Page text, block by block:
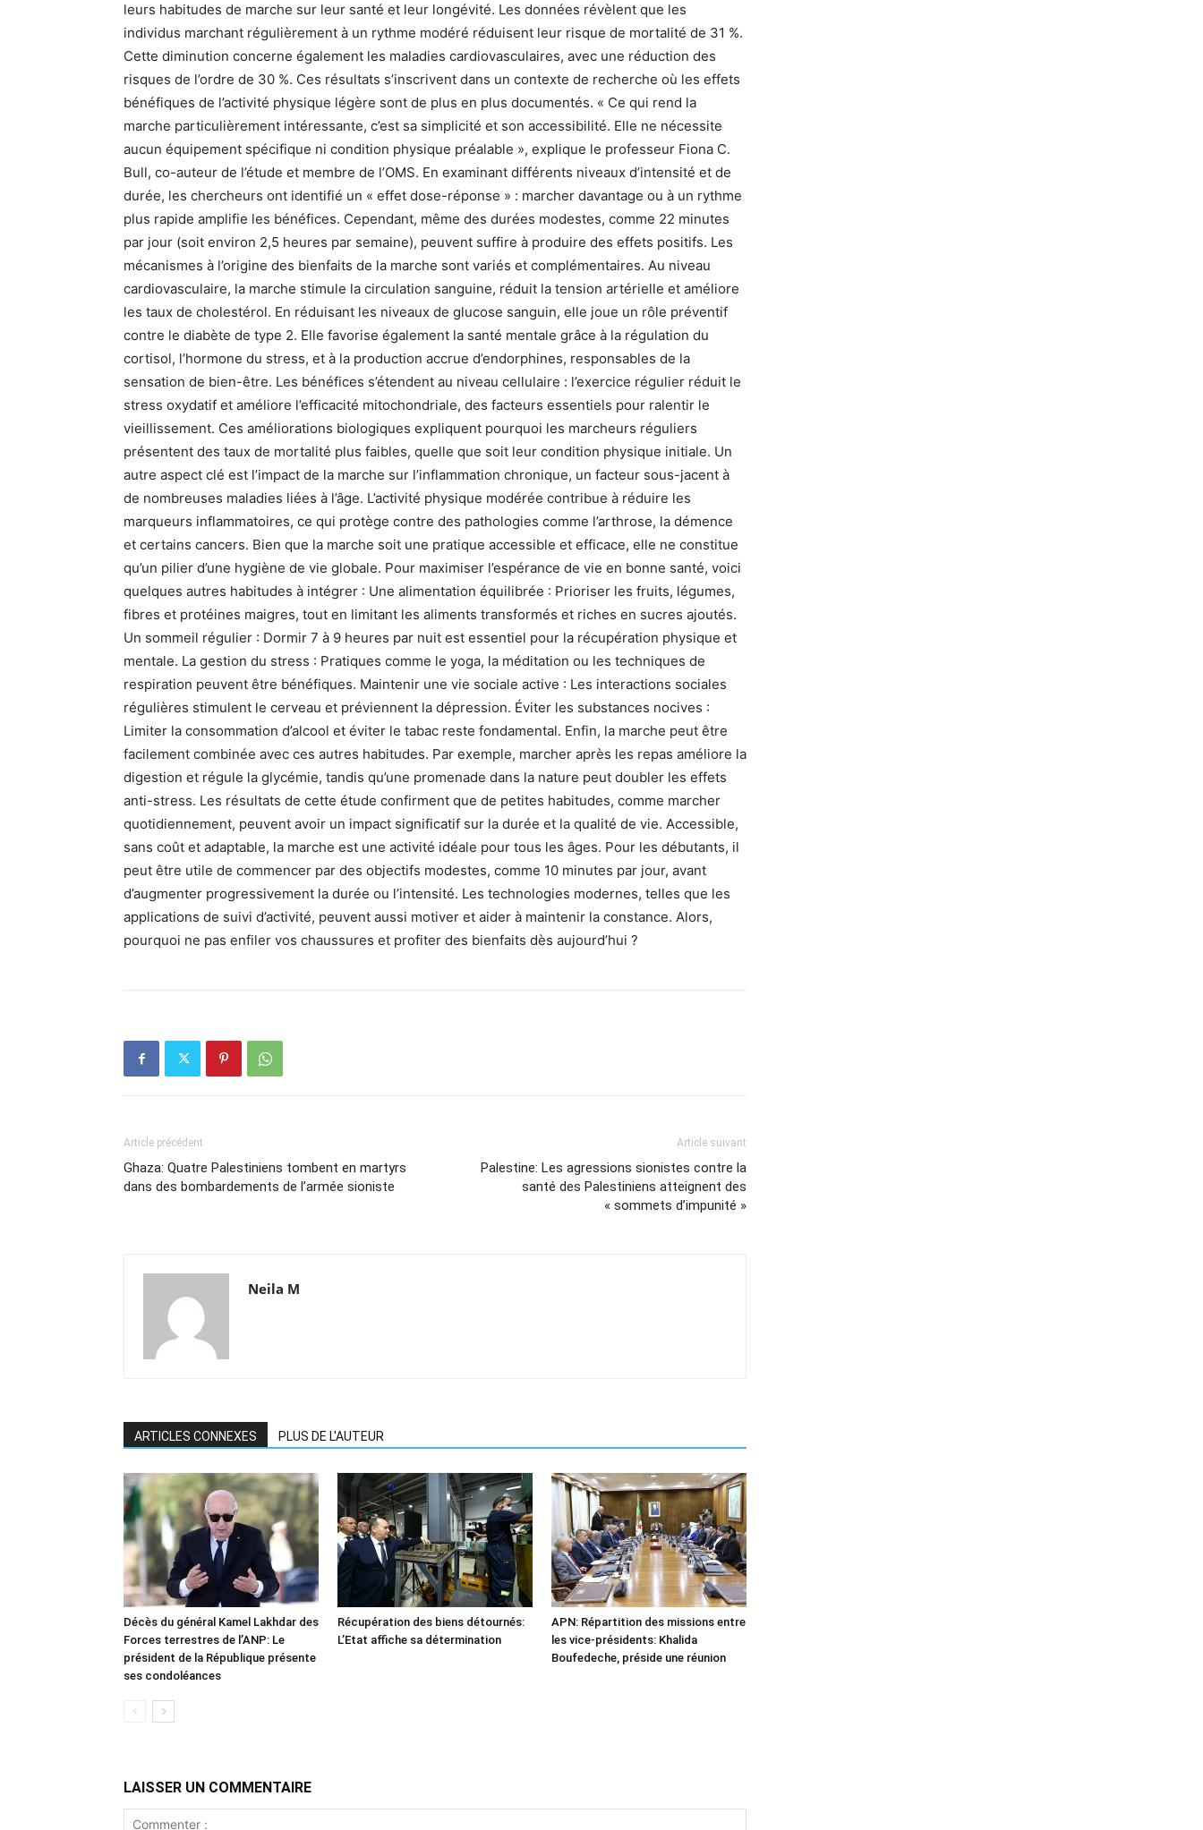
leurs habitudes de marche sur leur santé et leur longévité. Les données révèlent que les
individus marchant régulièrement à un rythme modéré réduisent leur risque de mortalité de 31 %.
Cette diminution concerne également les maladies cardiovasculaires, avec une réduction des
risques de l’ordre de 30 %. Ces résultats s’inscrivent dans un contexte de recherche où les effets
bénéfiques de l’activité physique légère sont de plus en plus documentés. « Ce qui rend la
marche particulièrement intéressante, c’est sa simplicité et son accessibilité. Elle ne nécessite
aucun équipement spécifique ni condition physique préalable », explique le professeur Fiona C.
Bull, co-auteur de l’étude et membre de l’OMS. En examinant différents niveaux d’intensité et de
durée, les chercheurs ont identifié un « effet dose-réponse » : marcher davantage ou à un rythme
plus rapide amplifie les bénéfices. Cependant, même des durées modestes, comme 22 minutes
par jour (soit environ 2,5 heures par semaine), peuvent suffire à produire des effets positifs. Les
mécanismes à l’origine des bienfaits de la marche sont variés et complémentaires. Au niveau
cardiovasculaire, la marche stimule la circulation sanguine, réduit la tension artérielle et améliore
les taux de cholestérol. En réduisant les niveaux de glucose sanguin, elle joue un rôle préventif
contre le diabète de type 2. Elle favorise également la santé mentale grâce à la régulation du
cortisol, l’hormone du stress, et à la production accrue d’endorphines, responsables de la
sensation de bien-être. Les bénéfices s’étendent au niveau cellulaire : l’exercice régulier réduit le
stress oxydatif et améliore l’efficacité mitochondriale, des facteurs essentiels pour ralentir le
vieillissement. Ces améliorations biologiques expliquent pourquoi les marcheurs réguliers
présentent des taux de mortalité plus faibles, quelle que soit leur condition physique initiale. Un
autre aspect clé est l’impact de la marche sur l’inflammation chronique, un facteur sous-jacent à
de nombreuses maladies liées à l’âge. L’activité physique modérée contribue à réduire les
marqueurs inflammatoires, ce qui protège contre des pathologies comme l’arthrose, la démence
et certains cancers. Bien que la marche soit une pratique accessible et efficace, elle ne constitue
qu’un pilier d’une hygiène de vie globale. Pour maximiser l’espérance de vie en bonne santé, voici
quelques autres habitudes à intégrer : Une alimentation équilibrée : Prioriser les fruits, légumes,
fibres et protéines maigres, tout en limitant les aliments transformés et riches en sucres ajoutés.
Un sommeil régulier : Dormir 7 à 9 heures par nuit est essentiel pour la récupération physique et
mentale. La gestion du stress : Pratiques comme le yoga, la méditation ou les techniques de
respiration peuvent être bénéfiques. Maintenir une vie sociale active : Les interactions sociales
régulières stimulent le cerveau et préviennent la dépression. Éviter les substances nocives :
Limiter la consommation d’alcool et éviter le tabac reste fondamental. Enfin, la marche peut être
facilement combinée avec ces autres habitudes. Par exemple, marcher après les repas améliore la
digestion et régule la glycémie, tandis qu’une promenade dans la nature peut doubler les effets
anti-stress. Les résultats de cette étude confirment que de petites habitudes, comme marcher
quotidiennement, peuvent avoir un impact significatif sur la durée et la qualité de vie. Accessible,
sans coût et adaptable, la marche est une activité idéale pour tous les âges. Pour les débutants, il
peut être utile de commencer par des objectifs modestes, comme 10 minutes par jour, avant
d’augmenter progressivement la durée ou l’intensité. Les technologies modernes, telles que les
applications de suivi d’activité, peuvent aussi motiver et aider à maintenir la constance. Alors,
pourquoi ne pas enfiler vos chaussures et profiter des bienfaits dès aujourd’hui ?
Article précédent
Ghaza: Quatre Palestiniens tombent en martyrs
dans des bombardements de l’armée sioniste
Article suivant
Palestine: Les agressions sionistes contre la
santé des Palestiniens atteignent des
« sommets d’impunité »
Neila M
ARTICLES CONNEXES PLUS DE L'AUTEUR
Décès du général Kamel Lakhdar des
Forces terrestres de l’ANP: Le
président de la République présente
ses condoléances
Récupération des biens détournés:
L’Etat affiche sa détermination
APN: Répartition des missions entre
les vice-présidents: Khalida
Boufedeche, préside une réunion
LAISSER UN COMMENTAIRE